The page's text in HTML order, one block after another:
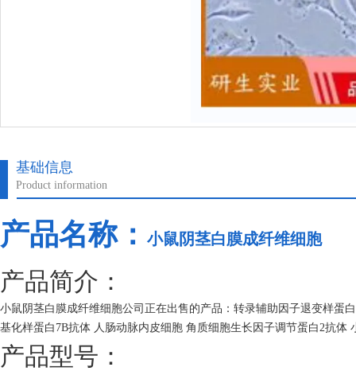
基础信息
Product information
产品名称： 小鼠阴茎白膜成纤维细胞
产品简介：
小鼠阴茎白膜成纤维细胞公司正在出售的产品：转录辅助因子退变样蛋
基化样蛋白7B抗体 人肠动脉内皮细胞 角质细胞生长因子调节蛋白2抗体
产品型号：